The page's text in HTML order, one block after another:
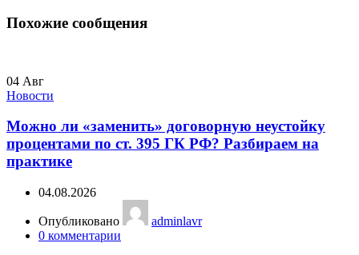
Похожие сообщения
04 Авг
Новости
Можно ли «заменить» договорную неустойку
процентами по ст. 395 ГК РФ? Разбираем на
практике
04.08.2026
Опубликовано
adminlavr
0 комментарии